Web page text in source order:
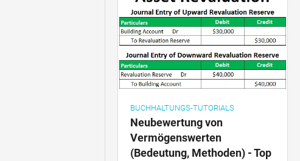
BUCHHALTUNGS-TUTORIALS
Neubewertung von
Vermögenswerten
(Bedeutung, Methoden) - Top